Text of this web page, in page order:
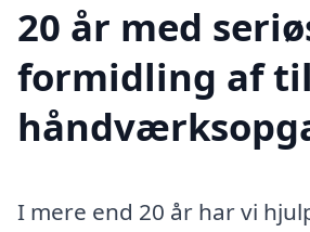
20 år med
formidling af
I mere end 20 år har vi